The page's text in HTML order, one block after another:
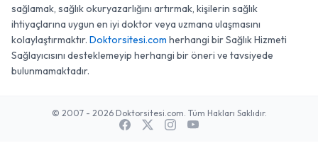
sağlamak, sağlık okuryazarlığını artırmak, kişilerin sağlık
ihtiyaçlarına uygun en iyi doktor veya uzmana ulaşmasını
kolaylaştırmaktır. Doktorsitesi.com herhangi bir Sağlık Hizmeti
Sağlayıcısını desteklemeyip herhangi bir öneri ve tavsiyede
bulunmamaktadır.
© 2007 - 2026 Doktorsitesi.com. Tüm Hakları Saklıdır.